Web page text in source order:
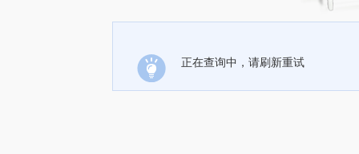
正在查询中，请刷新重试